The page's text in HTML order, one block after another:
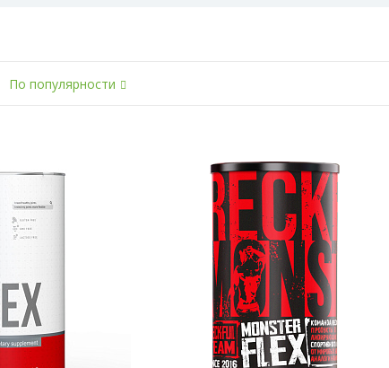
По популярности